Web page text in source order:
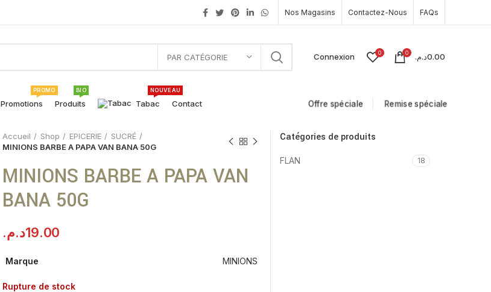
Nos Magasins Contactez-Nous FAQs
PAR CATÉGORIE Connexion 0 0 0.00د.م.
Promotions
PROMO
Produits
BIO
Tabac
NOUVEAU
Contact Offre spéciale Remise spéciale
Accueil Shop EPICERIE
SUCRÉ
MINIONS BARBE A PAPA VAN BANA 50G
MINIONS BARBE A PAPA VAN
BANA 50G
19.00د.م.
Marque MINIONS
Rupture de stock
Catégories de produits
FLAN 18